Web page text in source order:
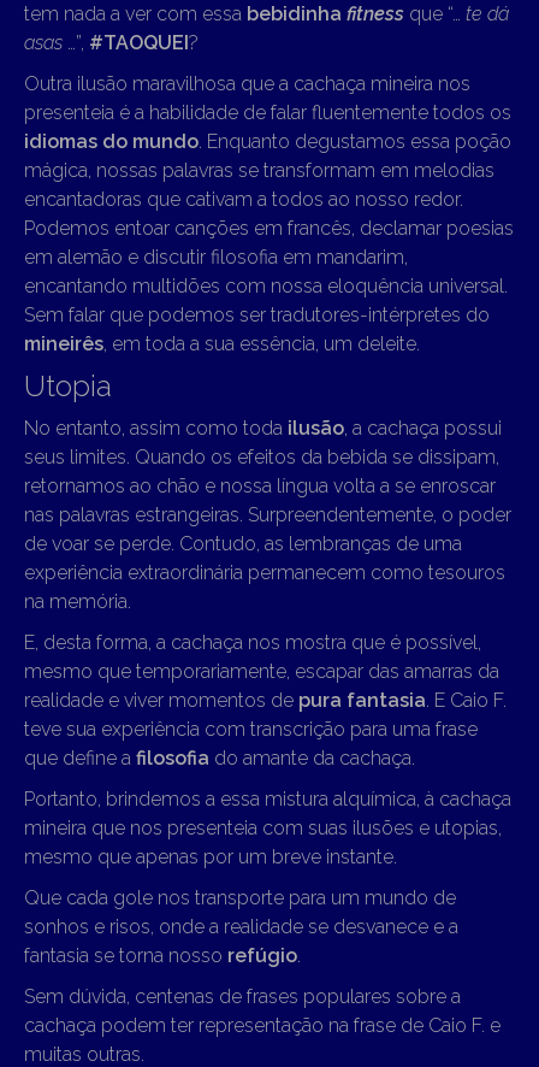
tem nada a ver com essa bebidinha fitness que “… te dá
asas …”, #TAOQUEI?
Outra ilusão maravilhosa que a cachaça mineira nos
presenteia é a habilidade de falar fluentemente todos os
idiomas do mundo . Enquanto degustamos essa poção
mágica, nossas palavras se transformam em melodias
encantadoras que cativam a todos ao nosso redor.
Podemos entoar canções em francês, declamar poesias
em alemão e discutir filosofia em mandarim,
encantando multidões com nossa eloquência universal.
Sem falar que podemos ser tradutores-intérpretes do
mineirês , em toda a sua essência, um deleite.
Utopia
No entanto, assim como toda ilusão , a cachaça possui
seus limites. Quando os efeitos da bebida se dissipam,
retornamos ao chão e nossa língua volta a se enroscar
nas palavras estrangeiras. Surpreendentemente, o poder
de voar se perde. Contudo, as lembranças de uma
experiência extraordinária permanecem como tesouros
na memória.
E, desta forma, a cachaça nos mostra que é possível,
mesmo que temporariamente, escapar das amarras da
realidade e viver momentos de pura fantasia . E Caio F.
teve sua experiência com transcrição para uma frase
que define a filosofia do amante da cachaça.
Portanto, brindemos a essa mistura alquímica, à cachaça
mineira que nos presenteia com suas ilusões e utopias,
mesmo que apenas por um breve instante.
Que cada gole nos transporte para um mundo de
sonhos e risos, onde a realidade se desvanece e a
fantasia se torna nosso refúgio
Sem dúvida, centenas de frases populares sobre a
cachaça podem ter representação na frase de Caio F. e
muitas outras.